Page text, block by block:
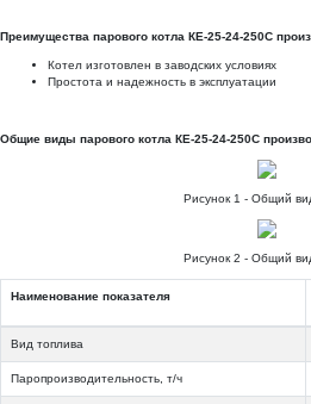
Преимущества парового котла КЕ-25-24-250С
Котел изготовлен в заводских условиях
Простота и надежность в эксплуатации
Общие виды парового котла КЕ-25-24-250С
Рисунок 1 - Общий
Рисунок 2 - Общий
Наименование показателя
Вид топлива
Паропроизводительность, т/ч